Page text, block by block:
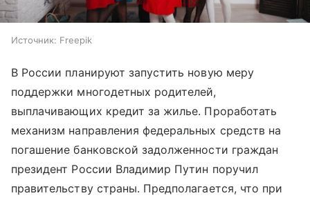
Источник: Freepik
В России планируют запустить новую меру
поддержки многодетных родителей,
выплачивающих кредит за жилье. Проработать
механизм направления федеральных средств на
погашение банковской задолженности граждан
президент России Владимир Путин поручил
правительству страны. Предполагается, что при